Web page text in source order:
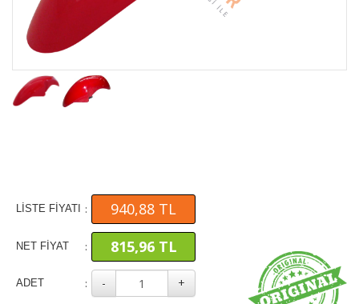
LİSTE FİYATI : 940,88 TL
NET FİYAT : 815,96 TL
ADET :